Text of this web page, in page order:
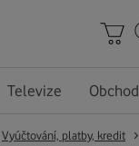
Televize Obchod
Vyúčtování, platby, kredit